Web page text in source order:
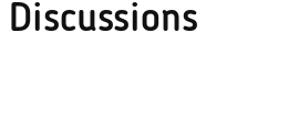
Discussions